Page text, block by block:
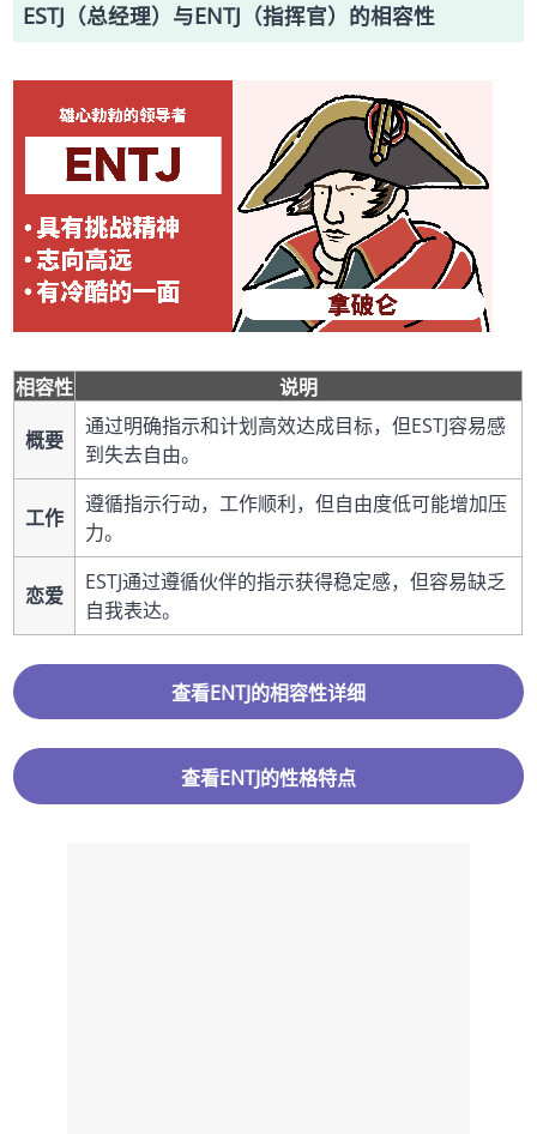
ESTJ（总经理）与ENTJ（指挥官）的相容性
相容性
说明
概要
通过明确指示和计划高效达成目标，但ESTJ容易感
到失去自由。
工作
遵循指示行动，工作顺利，但自由度低可能增加压
力。
恋爱
ESTJ通过遵循伙伴的指示获得稳定感，但容易缺乏
自我表达。
查看ENTJ的相容性详细
查看ENTJ的性格特点